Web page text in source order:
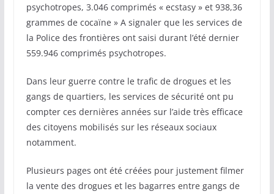
psychotropes, 3.046 comprimés « ecstasy » et 938,36
grammes de cocaïne » A signaler que les services de
la Police des frontières ont saisi durant l’été dernier
559.946 comprimés psychotropes.
Dans leur guerre contre le trafic de drogues et les
gangs de quartiers, les services de sécurité ont pu
compter ces dernières années sur l’aide très efficace
des citoyens mobilisés sur les réseaux sociaux
notamment.
Plusieurs pages ont été créées pour justement filmer
la vente des drogues et les bagarres entre gangs de